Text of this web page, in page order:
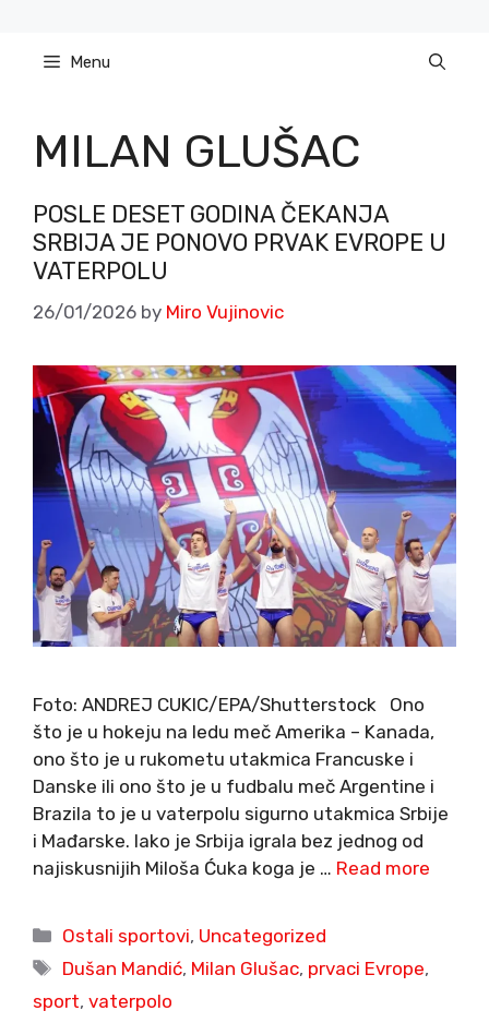
content Menu
MILAN GLUŠAC
POSLE DESET GODINA ČEKANJA
SRBIJA JE PONOVO PRVAK EVROPE U
VATERPOLU
26/01/2026 by Miro Vujinovic
Foto: ANDREJ CUKIC/EPA/Shutterstock Ono
što je u hokeju na ledu meč Amerika – Kanada,
ono što je u rukometu utakmica Francuske i
Danske ili ono što je u fudbalu meč Argentine i
Brazila to je u vaterpolu sigurno utakmica Srbije
i Mađarske. Iako je Srbija igrala bez jednog od
najiskusnijih Miloša Ćuka koga je … Read more
Categories
Ostali sportovi, Uncategorized
Tags
Dušan Mandić, Milan Glušac, prvaci Evrope,
sport, vaterpolo